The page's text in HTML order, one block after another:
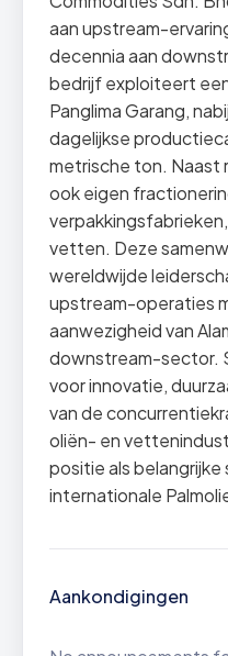
aan upstream-
decennia aan
bedrijf exploiteert
Panglima Garang,
dagelijkse
metrische ton. Naast
ook eigen
vetten. Deze
wereldwijde
upstream-operaties
aanwezigheid van
downstream-sector.
voor innovatie,
van de
oliën- en
positie als belangrijke
internationale
Aankondigingen